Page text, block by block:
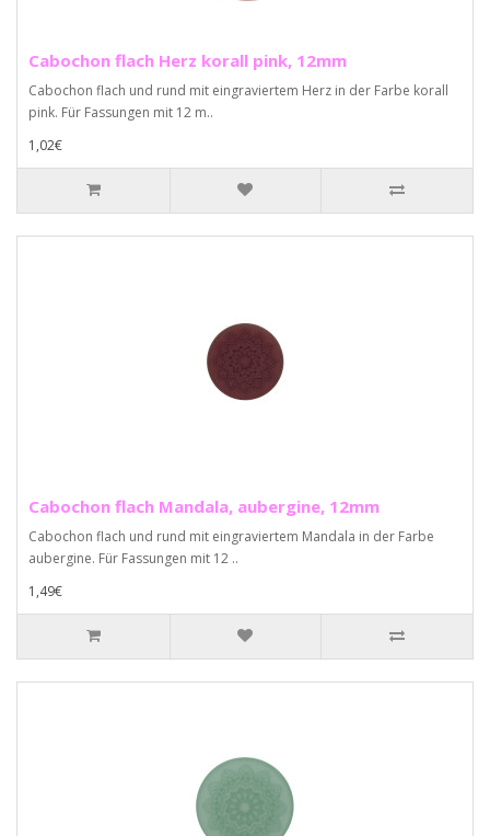
Cabochon flach Herz korall pink, 12mm
Cabochon flach und rund mit eingraviertem Herz in der Farbe korall
pink. Für Fassungen mit 12 m..
1,02€
Cabochon flach Mandala, aubergine, 12mm
Cabochon flach und rund mit eingraviertem Mandala in der Farbe
aubergine. Für Fassungen mit 12 ..
1,49€